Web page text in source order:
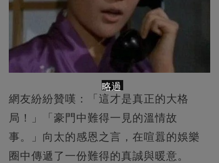
網友紛紛贊嘆：「這才是真正的大格
局！」「豪門中難得一見的溫情故
事。」向太的感恩之言，在喧囂的娛樂
圈中傳遞了一份難得的真誠與暖意。
略過